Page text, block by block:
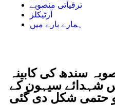
ترقیاتی منصوبے
آرٹیکلز
ہمارے بارے میں
سندھ کی کابینہ
شہدائے سیہون کے
حتمی شکل دی گئی